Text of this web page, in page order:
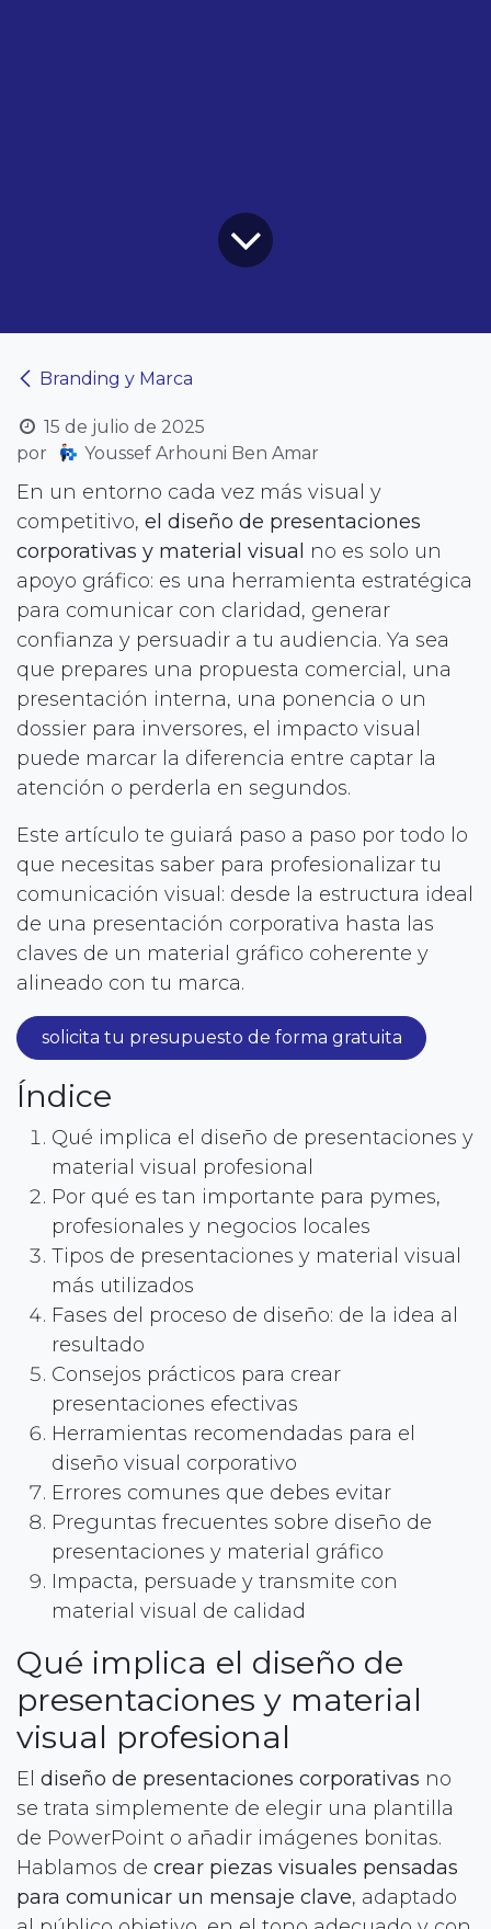
Branding y Marca
15 de julio de 2025
por
Youssef Arhouni Ben Amar
En un entorno cada vez más visual y
competitivo, el diseño de presentaciones
corporativas y material visual no es solo un
apoyo gráfico: es una herramienta estratégica
para comunicar con claridad, generar
confianza y persuadir a tu audiencia. Ya sea
que prepares una propuesta comercial, una
presentación interna, una ponencia o un
dossier para inversores, el impacto visual
puede marcar la diferencia entre captar la
atención o perderla en segundos.
Este artículo te guiará paso a paso por todo lo
que necesitas saber para profesionalizar tu
comunicación visual: desde la estructura ideal
de una presentación corporativa hasta las
claves de un material gráfico coherente y
alineado con tu marca.
solicita tu presupuesto de forma gratuita
Índice
Qué implica el diseño de presentaciones y
material visual profesional
Por qué es tan importante para pymes,
profesionales y negocios locales
Tipos de presentaciones y material visual
más utilizados
Fases del proceso de diseño: de la idea al
resultado
Consejos prácticos para crear
presentaciones efectivas
Herramientas recomendadas para el
diseño visual corporativo
Errores comunes que debes evitar
Preguntas frecuentes sobre diseño de
presentaciones y material gráfico
Impacta, persuade y transmite con
material visual de calidad
Qué implica el diseño de
presentaciones y material
visual profesional
El diseño de presentaciones corporativas no
se trata simplemente de elegir una plantilla
de PowerPoint o añadir imágenes bonitas.
Hablamos de crear piezas visuales pensadas
para comunicar un mensaje clave, adaptado